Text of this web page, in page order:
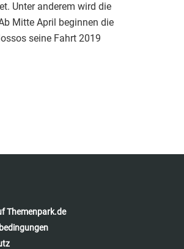
Unter anderem wird die
Mitte April beginnen die
seine Fahrt 2019
Themenpark.de